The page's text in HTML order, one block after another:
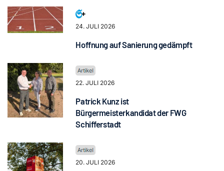
24. JULI 2026
Hoffnung auf Sanierung gedämpft
22. JULI 2026
Patrick Kunz ist
Bürgermeisterkandidat der FWG
Schifferstadt
20. JULI 2026